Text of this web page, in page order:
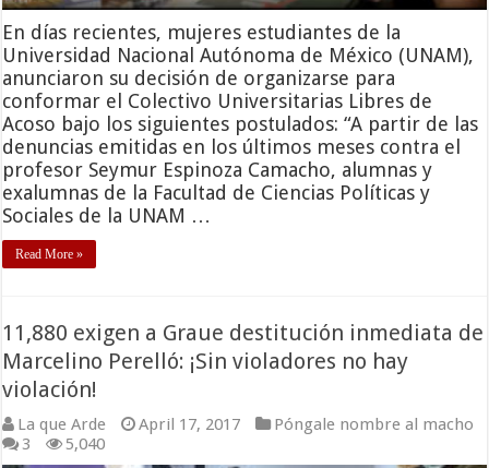
En días recientes, mujeres estudiantes de la
Universidad Nacional Autónoma de México (UNAM),
anunciaron su decisión de organizarse para
conformar el Colectivo Universitarias Libres de
Acoso bajo los siguientes postulados: “A partir de las
denuncias emitidas en los últimos meses contra el
profesor Seymur Espinoza Camacho, alumnas y
exalumnas de la Facultad de Ciencias Políticas y
Sociales de la UNAM …
Read More »
11,880 exigen a Graue destitución inmediata de
Marcelino Perelló: ¡Sin violadores no hay
violación!
La que Arde April 17, 2017
Póngale nombre al macho
3
5,040